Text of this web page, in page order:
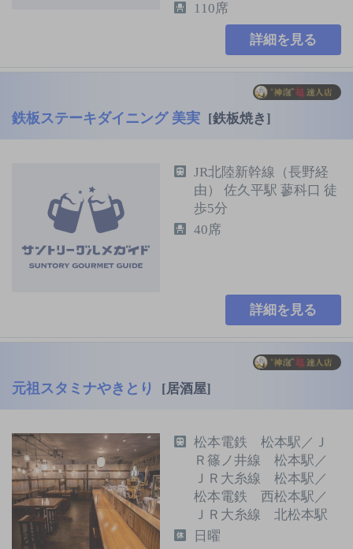
110席
詳細を見る
鉄板ステーキダイニング 美実 [鉄板焼き]
JR北陸新幹線（長野経
由） 佐久平駅 蓼科口 徒
歩5分
40席
詳細を見る
元祖スタミナやきとり [居酒屋]
松本電鉄 松本駅／Ｊ
Ｒ篠ノ井線 松本駅／
ＪＲ大糸線 松本駅／
松本電鉄 西松本駅／
ＪＲ大糸線 北松本駅
日曜